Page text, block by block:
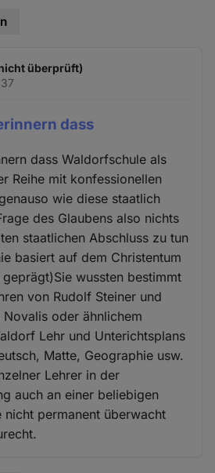
überprüft)
dass
dass Waldorfschule als
Reihe mit konfessionellen
wie diese staatlich
des Glaubens also nichts
staatlichen Abschluss zu tun
basiert auf dem Christentum
wussten bestimmt
von Rudolf Steiner und
oder ähnlichem
Lehr und Unterichtsplans
Matte, Geographie usw.
Lehrer in der
auch an einer beliebigen
nicht permanent überwacht